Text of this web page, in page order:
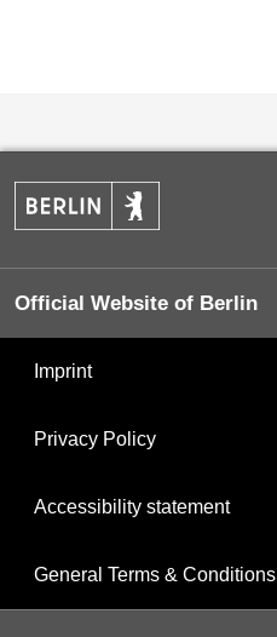
Official Website of Berlin
Imprint
Privacy Policy
Accessibility statement
General Terms & Conditions